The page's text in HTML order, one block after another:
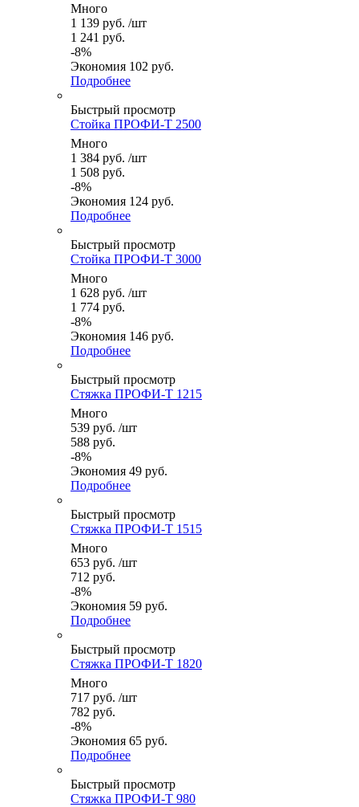
Много
1 139 руб. /шт
1 241 руб.
-8%
Экономия 102 руб.
Подробнее
Быстрый просмотр
Стойка ПРОФИ-Т 2500
Много
1 384 руб. /шт
1 508 руб.
-8%
Экономия 124 руб.
Подробнее
Быстрый просмотр
Стойка ПРОФИ-Т 3000
Много
1 628 руб. /шт
1 774 руб.
-8%
Экономия 146 руб.
Подробнее
Быстрый просмотр
Стяжка ПРОФИ-Т 1215
Много
539 руб. /шт
588 руб.
-8%
Экономия 49 руб.
Подробнее
Быстрый просмотр
Стяжка ПРОФИ-Т 1515
Много
653 руб. /шт
712 руб.
-8%
Экономия 59 руб.
Подробнее
Быстрый просмотр
Стяжка ПРОФИ-Т 1820
Много
717 руб. /шт
782 руб.
-8%
Экономия 65 руб.
Подробнее
Быстрый просмотр
Стяжка ПРОФИ-Т 980